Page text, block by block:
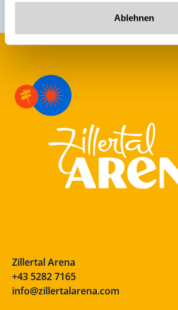
Ablehnen
Zillertal Arena
+43 5282 7165
info@zillertalarena.com